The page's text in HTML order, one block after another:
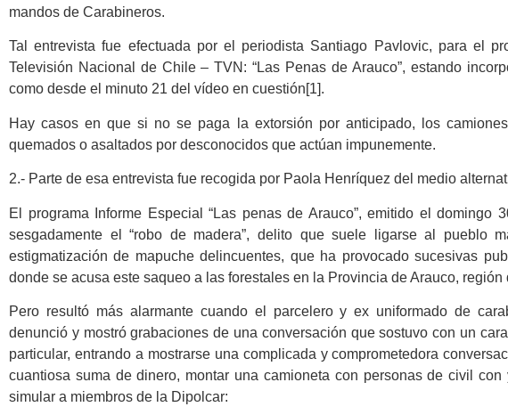
mandos de Carabineros.
Tal entrevista fue efectuada por el periodista Santiago Pavlovic, para el
Televisión Nacional de Chile – TVN: “Las Penas de Arauco”, estando
como desde el minuto 21 del vídeo en cuestión[1].
Hay casos en que si no se paga la extorsión por anticipado, los
quemados o asaltados por desconocidos que actúan impunemente.
2.- Parte de esa entrevista fue recogida por Paola Henríquez del medio
El programa Informe Especial “Las penas de Arauco”, emitido el domingo
sesgadamente el “robo de madera”, delito que suele ligarse al pueblo
estigmatización de mapuche delincuentes, que ha provocado sucesivas
donde se acusa este saqueo a las forestales en la Provincia de Arauco, región
Pero resultó más alarmante cuando el parcelero y ex uniformado de
denunció y mostró grabaciones de una conversación que sostuvo con un
particular, entrando a mostrarse una complicada y comprometedora
cuantiosa suma de dinero, montar una camioneta con personas de civil
simular a miembros de la Dipolcar: